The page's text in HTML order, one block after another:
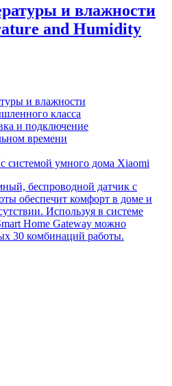
и влажности
and Humidity
и влажности
класса
и подключение
времени
системой умного дома Xiaomi
беспроводной датчик с
обеспечит комфорт в доме и
Используя в системе
Home Gateway можно
30 комбинаций работы.